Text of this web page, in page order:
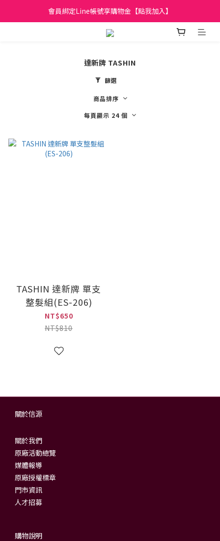
日立家電、國際牌 原廠管制價格 私訊優惠價
會員綁定Line帳號享購物金【點我加入】
全館滿299元免運
達新牌 TASHIN
篩選
商品排序
每頁顯示 24 個
TASHIN 達新牌 單支
整髮組(ES-206)
NT$650
NT$810
關於信源
關於我們
原廠活動總覽
媒體報導
原廠授權標章
門市資訊
人才招募
購物說明